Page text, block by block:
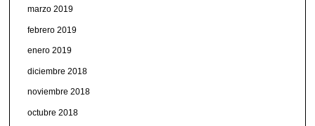
marzo 2019
febrero 2019
enero 2019
diciembre 2018
noviembre 2018
octubre 2018